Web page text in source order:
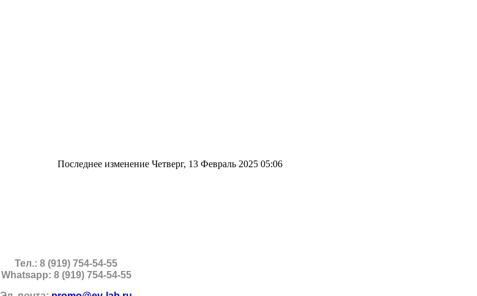
Последнее изменение Четверг, 13 Февраль 2025 05:06
Тел.: 8 (919) 754-54-55
Whatsapp: 8 (919) 754-54-55